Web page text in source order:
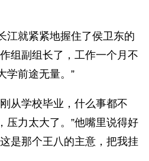
就紧紧地握住了侯卫东的
组副组长了，工作一个月不
学前途无量。”
学校毕业，什么事都不
压力太大了。”他嘴里说得好
是那个王八的主意，把我挂